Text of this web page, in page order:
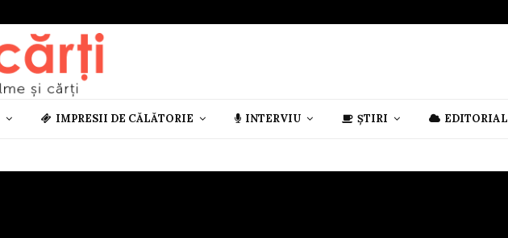
IMPRESII DE CĂLĂTORIE INTERVIU ȘTIRI EDITORIAL